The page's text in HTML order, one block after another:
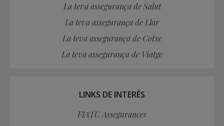
La teva assegurança de Salut
La teva assegurança de Llar
La teva assegurança de Cotxe
La teva assegurança de Viatge
LINKS DE INTERÉS
FIATC Assegurances